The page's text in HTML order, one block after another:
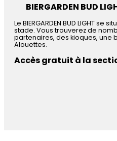
BIERGARDEN BUD
Le BIERGARDEN BUD LIGHT se
stade. Vous trouverez de
partenaires, des kioques, une
Alouettes.
Accès gratuit à la